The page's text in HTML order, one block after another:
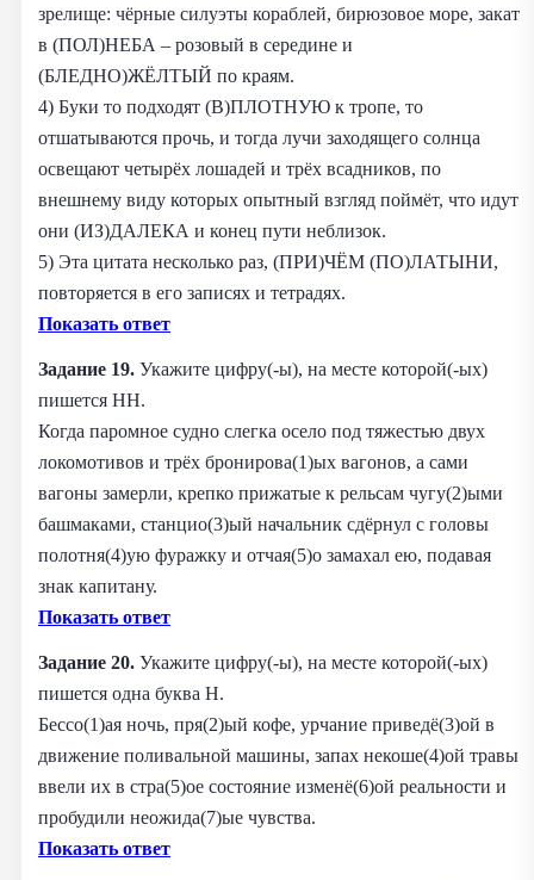
зрелище: чёрные силуэты кораблей, бирюзовое море, закат
в (ПОЛ)НЕБА – розовый в середине и
(БЛЕДНО)ЖЁЛТЫЙ по краям.
4) Буки то подходят (В)ПЛОТНУЮ к тропе, то
отшатываются прочь, и тогда лучи заходящего солнца
освещают четырёх лошадей и трёх всадников, по
внешнему виду которых опытный взгляд поймёт, что идут
они (ИЗ)ДАЛЕКА и конец пути неблизок.
5) Эта цитата несколько раз, (ПРИ)ЧЁМ (ПО)ЛАТЫНИ,
повторяется в его записях и тетрадях.
Показать ответ
Задание 19. Укажите цифру(-ы), на месте которой(-ых)
пишется НН.
Когда паромное судно слегка осело под тяжестью двух
локомотивов и трёх бронирова(1)ых вагонов, а сами
вагоны замерли, крепко прижатые к рельсам чугу(2)ыми
башмаками, станцио(3)ый начальник сдёрнул с головы
полотня(4)ую фуражку и отчая(5)о замахал ею, подавая
знак капитану.
Показать ответ
Задание 20. Укажите цифру(-ы), на месте которой(-ых)
пишется одна буква Н.
Бессо(1)ая ночь, пря(2)ый кофе, урчание приведё(3)ой в
движение поливальной машины, запах некоше(4)ой травы
ввели их в стра(5)ое состояние изменё(6)ой реальности и
пробудили неожида(7)ые чувства.
Показать ответ